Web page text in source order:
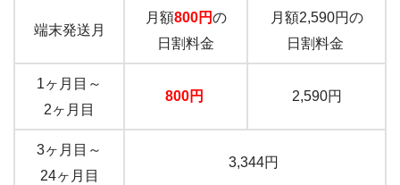
端末発送月
月額800円の
日割料金
月額2,590円の
日割料金
1ヶ月目～
2ヶ月目
800円 2,590円
3ヶ月目～
24ヶ月目
3,344円